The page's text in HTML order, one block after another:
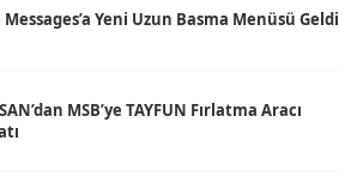
Yeni Uzun Basma Menüsü Geldi
MSB’ye TAYFUN Fırlatma Aracı